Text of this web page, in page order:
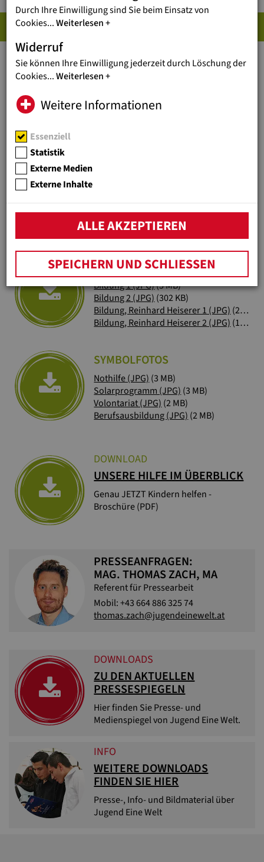
PRESSE-DOWNLOADS
LOGOS UND FOTOS
Jugend Eine Welt Logo (quer)
Reinhard Heiserer im Porträt (PDF)(2 MB)
SYMBOLFOTOS
Bildung 1 (JPG)(5 MB)
Bildung 2 (JPG) (302 KB)
Bildung, Reinhard Heiserer 1 (JPG) (2 MB)
Bildung, Reinhard Heiserer 2 (JPG) (16 MB)
SYMBOLFOTOS
Nothilfe (JPG) (3 MB)
Solarprogramm (JPG) (3 MB)
Volontariat (JPG) (2 MB)
Berufsausbildung (JPG) (2 MB)
DOWNLOAD
UNSERE HILFE IM ÜBERBLICK
Genau JETZT Kindern helfen -
Broschüre (PDF)
PRESSEANFRAGEN:
MAG. THOMAS ZACH, MA
Referent für Pressearbeit
Mobil: +43 664 886 325 74
thomas.zach@jugendeinewelt.at
DOWNLOADS
ZU DEN AKTUELLEN
PRESSESPIEGELN
Hier finden Sie Presse- und
Medienspiegel von Jugend Eine Welt.
INFO
WEITERE DOWNLOADS
FINDEN SIE HIER
Presse-, Info- und Bildmaterial über
Jugend Eine Welt
Durch Ihre Einwilligung sind Sie beim Einsatz von
Cookies...Weiterlesen
Widerruf
Sie können Ihre Einwilligung jederzeit durch Löschung der
Cookies...Weiterlesen
Weitere Informationen
Essenziell
Statistik
Externe Medien
Externe Inhalte
ALLE AKZEPTIEREN
SPEICHERN UND SCHLIESSEN